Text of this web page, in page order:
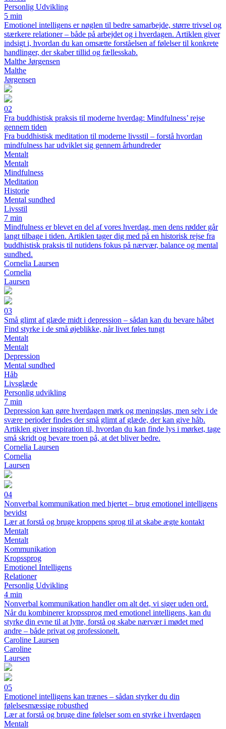
Personlig Udvikling
5 min
Emotionel intelligens er nøglen til bedre samarbejde, større trivsel og
stærkere relationer – både på arbejdet og i hverdagen. Artiklen giver
indsigt i, hvordan du kan omsætte forståelsen af følelser til konkrete
handlinger, der skaber tillid og fællesskab.
Malthe Jørgensen
Malthe
Jørgensen
02
Fra buddhistisk praksis til moderne hverdag: Mindfulness’ rejse
gennem tiden
Fra buddhistisk meditation til moderne livsstil – forstå hvordan
mindfulness har udviklet sig gennem århundreder
Mentalt
Mentalt
Mindfulness
Meditation
Historie
Mental sundhed
Livsstil
7 min
Mindfulness er blevet en del af vores hverdag, men dens rødder går
langt tilbage i tiden. Artiklen tager dig med på en historisk rejse fra
buddhistisk praksis til nutidens fokus på nærvær, balance og mental
sundhed.
Cornelia Laursen
Cornelia
Laursen
03
Små glimt af glæde midt i depression – sådan kan du bevare håbet
Find styrke i de små øjeblikke, når livet føles tungt
Mentalt
Mentalt
Depression
Mental sundhed
Håb
Livsglæde
Personlig udvikling
7 min
Depression kan gøre hverdagen mørk og meningsløs, men selv i de
svære perioder findes der små glimt af glæde, der kan give håb.
Artiklen giver inspiration til, hvordan du kan finde lys i mørket, tage
små skridt og bevare troen på, at det bliver bedre.
Cornelia Laursen
Cornelia
Laursen
04
Nonverbal kommunikation med hjertet – brug emotionel intelligens
bevidst
Lær at forstå og bruge kroppens sprog til at skabe ægte kontakt
Mentalt
Mentalt
Kommunikation
Kropssprog
Emotionel Intelligens
Relationer
Personlig Udvikling
4 min
Nonverbal kommunikation handler om alt det, vi siger uden ord.
Når du kombinerer kropssprog med emotionel intelligens, kan du
styrke din evne til at lytte, forstå og skabe nærvær i mødet med
andre – både privat og professionelt.
Caroline Laursen
Caroline
Laursen
05
Emotionel intelligens kan trænes – sådan styrker du din
følelsesmæssige robusthed
Lær at forstå og bruge dine følelser som en styrke i hverdagen
Mentalt